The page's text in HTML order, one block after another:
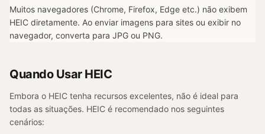
Muitos navegadores (Chrome, Firefox, Edge etc.) não exibem
HEIC diretamente. Ao enviar imagens para sites ou exibir no
navegador, converta para JPG ou PNG.
Quando Usar HEIC
Embora o HEIC tenha recursos excelentes, não é ideal para
todas as situações. HEIC é recomendado nos seguintes
cenários: